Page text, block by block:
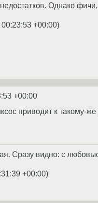
Однако
+00:00)
+00:00
приводит к такому-
Сразу видно: с
+00:00)